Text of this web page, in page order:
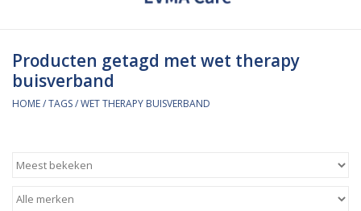
Borstvoeding
Voeding
Praktijkinrichting
Producten getagd met wet therapy
buisverband
HOME/TAGS/WET THERAPY BUISVERBAND